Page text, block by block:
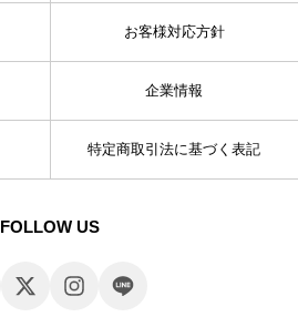
お客様対応方針
企業情報
特定商取引法に基づく表記
FOLLOW US